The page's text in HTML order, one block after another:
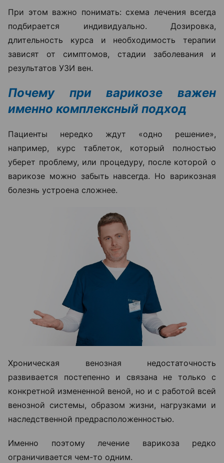
При этом важно понимать: схема лечения всегда
подбирается индивидуально. Дозировка,
длительность курса и необходимость терапии
зависят от симптомов, стадии заболевания и
результатов УЗИ вен.
Почему при варикозе важен
именно комплексный подход
Пациенты нередко ждут «одно решение»,
например, курс таблеток, который полностью
уберет проблему, или процедуру, после которой о
варикозе можно забыть навсегда. Но варикозная
болезнь устроена сложнее.
Хроническая венозная недостаточность
развивается постепенно и связана не только с
конкретной измененной веной, но и с работой всей
венозной системы, образом жизни, нагрузками и
наследственной предрасположенностью.
Именно поэтому лечение варикоза редко
ограничивается чем-то одним.